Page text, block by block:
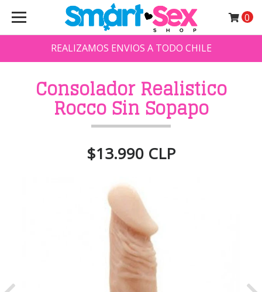
REALIZAMOS ENVIOS A TODO CHILE
0
Consolador Realistico
Rocco Sin Sopapo
$13.990 CLP